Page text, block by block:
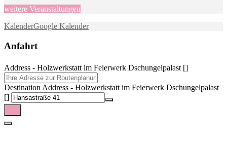
weitere Veranstaltungen
KalenderGoogle Kalender
Anfahrt
Address - Holzwerkstatt im Feierwerk Dschungelpalast []
Destination Address - Holzwerkstatt im Feierwerk Dschungelpalast
[]